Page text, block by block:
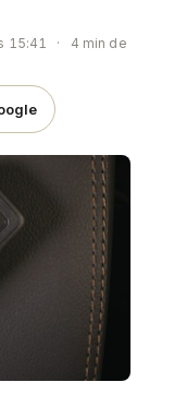
15:41 ·
4 min de